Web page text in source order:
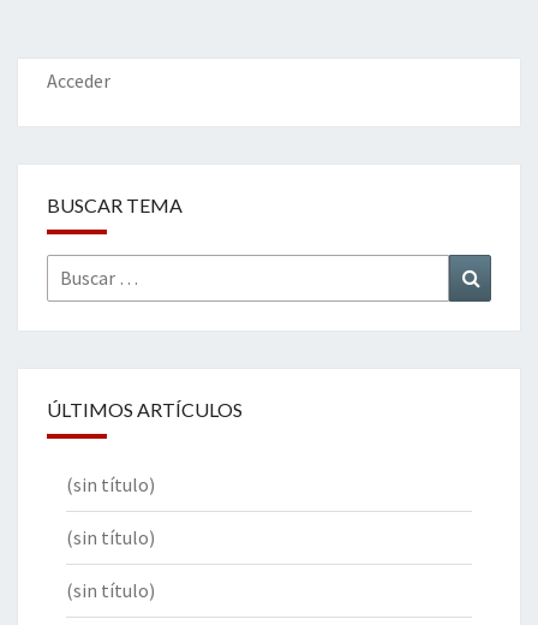
o
k
n
ar
Acceder
BUSCAR TEMA
Buscar
por:
ÚLTIMOS ARTÍCULOS
(sin título)
(sin título)
(sin título)